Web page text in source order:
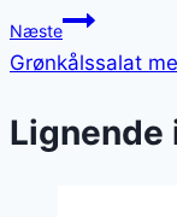
Næste
Grønkålssalat